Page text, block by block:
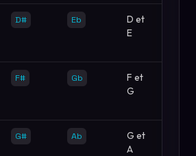
D# Eb
D et
E
F# Gb
F et
G
G# Ab
G et
A